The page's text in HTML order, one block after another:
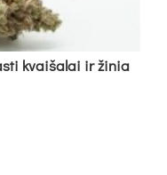
kvai­ša­lai ir ži­nia